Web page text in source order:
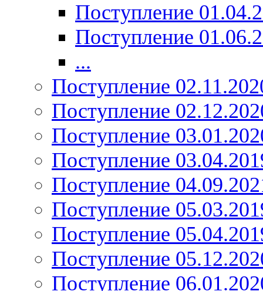
Поступление
Поступление
...
Поступление
Поступление
Поступление
Поступление
Поступление
Поступление
Поступление
Поступление
Поступление